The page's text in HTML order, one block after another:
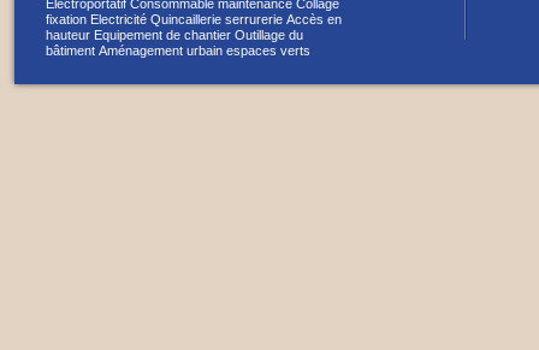
Électroportatif Consommable maintenance Collage
fixation Electricité Quincaillerie serrurerie Accès en
hauteur Equipement de chantier Outillage du
bâtiment Aménagement urbain espaces verts